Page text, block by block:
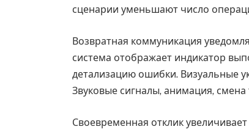
сценарии уменьшают число
Возвратная коммуникация
система отображает индикатор
детализацию ошибки. Визуальные
Звуковые сигналы, анимация,
Своевременная отклик